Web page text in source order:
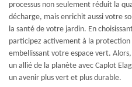
processus non seulement réduit la
décharge, mais enrichit aussi votre
la santé de votre jardin. En
participez activement à la
embellissant votre espace vert.
un allié de la planète avec Caplot
un avenir plus vert et plus durable.